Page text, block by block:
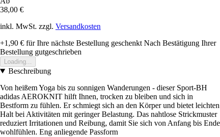
38,00 €
inkl. MwSt. zzgl. Versandkosten
+1,90 € für Ihre nächste Bestellung geschenkt Nach Bestätigung Ihrer
Bestellung gutgeschrieben
Loading...
Beschreibung
Von heißem Yoga bis zu sonnigen Wanderungen - dieser Sport-BH
adidas AEROKNIT hilft Ihnen, trocken zu bleiben und sich in
Bestform zu fühlen. Er schmiegt sich an den Körper und bietet leichten
Halt bei Aktivitäten mit geringer Belastung. Das nahtlose Strickmuster
reduziert Irritationen und Reibung, damit Sie sich von Anfang bis Ende
wohlfühlen. Eng anliegende Passform